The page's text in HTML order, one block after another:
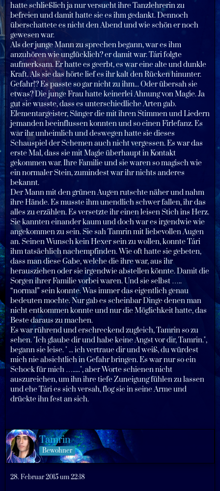
hatte schließlich ja nur versucht ihre Tanzlehrerin zu
befreien und damit hatte sie es ihm gedankt. Dennoch
überschattete es nicht den Abend und wie schön er noch
gewesen war.
Als der junge Mann zu sprechen begann, war es ihm
anzuhören wie unglücklich? er damit war. Tári folgte
aufmerksam. Er hatte es geerbt, es war eine alte und dunkle
Kraft. Als sie das hörte lief es ihr kalt den Rücken hinunter.
Gefahr!? Es passte so gar nicht zu ihm... Oder übersah sie
etwas? Die junge Frau hatte keinerlei Ahnung von Magie. Ja
gut sie wusste, dass es unterschiedliche Arten gab.
Elementargeister, Sänger die mit ihren Stimmen und Liedern
jemanden beeinflussen konnten und so einen Firlefanz. Es
war ihr unheimlich und deswegen hatte sie dieses
Schauspiel der Schemen auch nicht vergessen. Es war das
erste Mal, dass sie mit Magie überhaupt in Kontakt
gekommen war. Ihre Familie und sie waren so magisch wie
ein normaler Stein, zumindest war ihr nichts anderes
bekannt.
Der Mann mit den grünen Augen rutschte näher und nahm
ihre Hände. Es musste ihm unendlich schwer fallen, ihr das
alles zu erzählen. Es versetzte ihr einen leisen Stich ins Herz.
Sie kannten einander kaum und doch war es irgendwie wie
angekommen zu sein. Sie sah Tamrin mit liebevollen Augen
an. Seinen Wunsch kein Hexer sein zu wollen, konnte Tári
ihm tatsächlich nachempfinden. Wie oft hatte sie gebeten,
dass man diese Gabe, welche die ihre war, aus ihr
herausziehen oder sie irgendwie abstellen könnte. Damit die
Sorgen ihrer Familie vorbei waren. Und sie selbst …..
“normal” sein konnte. Was immer das eigentlich genau
bedeuten mochte. Nur gab es scheinbar Dinge denen man
nicht entkommen konnte und nur die Möglichkeit hatte, das
Beste daraus zu machen.
Es war rührend und erschreckend zugleich, Tamrin so zu
sehen. "Ich glaube dir und habe keine Angst vor dir, Tamrin.",
begann sie leise. " ... ich vertraue dir und weiß, du würdest
mich nie absichtlich in Gefahr bringen. Es war nur so ein
Schock für mich ….....", aber Worte schienen nicht
auszureichen, um ihn ihre tiefe Zuneigung fühlen zu lassen
und ehe Tári es sich versah, flog sie in seine Arme und
drückte ihn fest an sich.
Tamrin
Bewohner
28. Februar 2015 um 22:18